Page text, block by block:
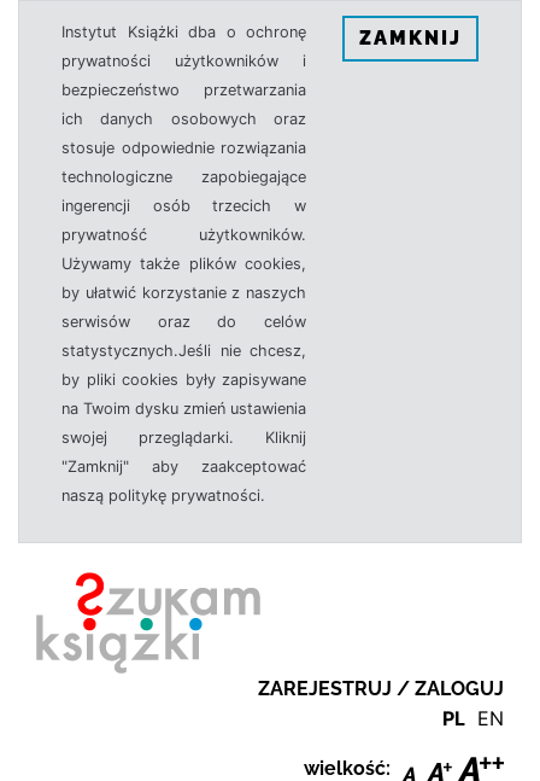
Instytut Książki dba o ochronę
prywatności użytkowników i
bezpieczeństwo przetwarzania
ich danych osobowych oraz
stosuje odpowiednie rozwiązania
technologiczne zapobiegające
ingerencji osób trzecich w
prywatność użytkowników.
Używamy także plików cookies,
by ułatwić korzystanie z naszych
serwisów oraz do celów
statystycznych.Jeśli nie chcesz,
by pliki cookies były zapisywane
na Twoim dysku zmień ustawienia
swojej przeglądarki. Kliknij
"Zamknij" aby zaakceptować
naszą politykę prywatności.
ZAMKNIJ
ZAREJESTRUJ / ZALOGUJ
PL EN
wielkość: